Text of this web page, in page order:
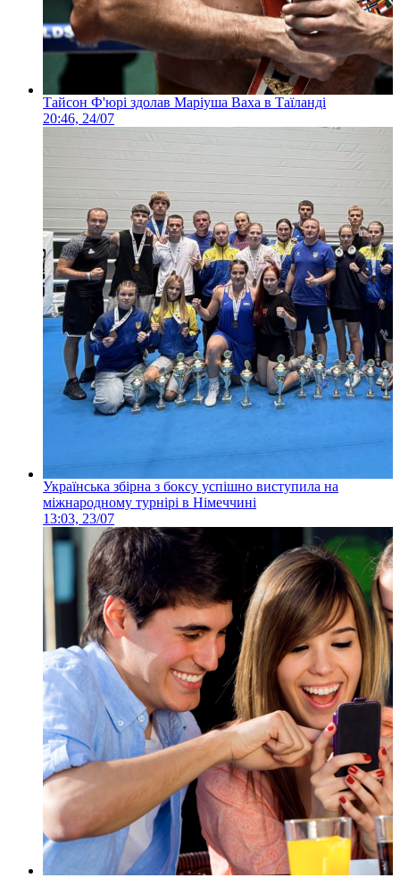
Тайсон Ф'юрі здолав Маріуша Ваха в Таїланді
20:46, 24/07
Українська збірна з боксу успішно виступила на
міжнародному турнірі в Німеччині
13:03, 23/07